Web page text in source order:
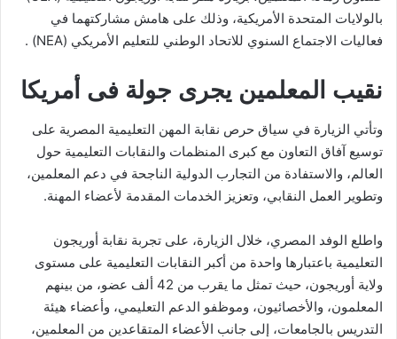
بالولايات المتحدة الأمريكية، وذلك على هامش مشاركتهما في
فعاليات الاجتماع السنوي للاتحاد الوطني للتعليم الأمريكي (NEA) .
نقيب المعلمين يجرى جولة فى أمريكا
وتأتي الزيارة في سياق حرص نقابة المهن التعليمية المصرية على
توسيع آفاق التعاون مع كبرى المنظمات والنقابات التعليمية حول
العالم، والاستفادة من التجارب الدولية الناجحة في دعم المعلمين،
وتطوير العمل النقابي، وتعزيز الخدمات المقدمة لأعضاء المهنة.
واطلع الوفد المصري، خلال الزيارة، على تجربة نقابة أوريجون
التعليمية باعتبارها واحدة من أكبر النقابات التعليمية على مستوى
ولاية أوريجون، حيث تمثل ما يقرب من 42 ألف عضو، من بينهم
المعلمون، والأخصائيون، وموظفو الدعم التعليمي، وأعضاء هيئة
التدريس بالجامعات، إلى جانب الأعضاء المتقاعدين من المعلمين،